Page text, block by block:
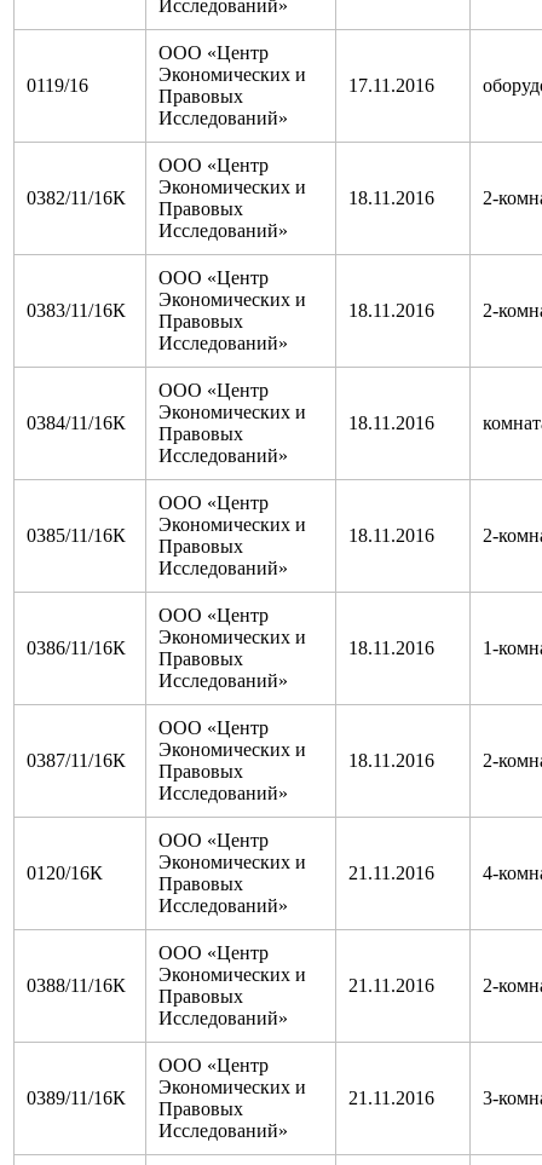
Исследований»
0119/16
ООО «Центр
Экономических и
Правовых
Исследований»
17.11.2016
0382/11/16К
ООО «Центр
Экономических и
Правовых
Исследований»
18.11.2016 2-
0383/11/16К
ООО «Центр
Экономических и
Правовых
Исследований»
18.11.2016 2-
0384/11/16К
ООО «Центр
Экономических и
Правовых
Исследований»
18.11.2016
0385/11/16К
ООО «Центр
Экономических и
Правовых
Исследований»
18.11.2016 2-
0386/11/16К
ООО «Центр
Экономических и
Правовых
Исследований»
18.11.2016 1-
0387/11/16К
ООО «Центр
Экономических и
Правовых
Исследований»
18.11.2016 2-
0120/16К
ООО «Центр
Экономических и
Правовых
Исследований»
21.11.2016 4-
0388/11/16К
ООО «Центр
Экономических и
Правовых
Исследований»
21.11.2016 2-
0389/11/16К
ООО «Центр
Экономических и
Правовых
Исследований»
21.11.2016 3-